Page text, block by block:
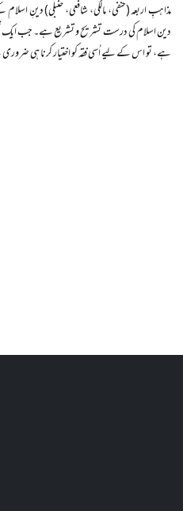
مذاہبِ اربعہ (حنفی، مالکی، شافعی، حنبلی) دینِ
دین اسلام کی درست تشریح و تشریع ہے۔ جب ایک
ہے، تو اس کے لیے اُسی فقہ کو اختیار کرنا ہی